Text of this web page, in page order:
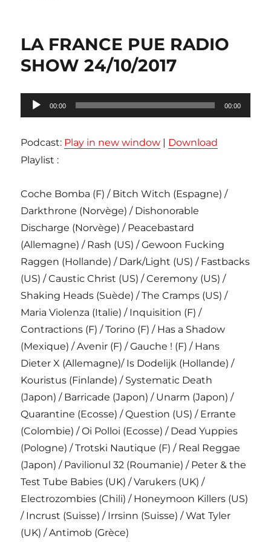
LA FRANCE PUE RADIO
SHOW 24/10/2017
Lecteur
audio
00:00 00:00
Podcast: Play in new window | Download
Playlist :
Coche Bomba (F) / Bitch Witch (Espagne) /
Darkthrone (Norvège) / Dishonorable
Discharge (Norvège) / Peacebastard
(Allemagne) / Rash (US) / Gewoon Fucking
Raggen (Hollande) / Dark/Light (US) / Fastbacks
(US) / Caustic Christ (US) / Ceremony (US) /
Shaking Heads (Suède) / The Cramps (US) /
Maria Violenza (Italie) / Inquisition (F) /
Contractions (F) / Torino (F) / Has a Shadow
(Mexique) / Avenir (F) / Gauche ! (F) / Hans
Dieter X (Allemagne)/ Is Dodelijk (Hollande) /
Kouristus (Finlande) / Systematic Death
(Japon) / Barricade (Japon) / Unarm (Japon) /
Quarantine (Ecosse) / Question (US) / Errante
(Colombie) / Oi Polloi (Ecosse) / Dead Yuppies
(Pologne) / Trotski Nautique (F) / Real Reggae
(Japon) / Pavilionul 32 (Roumanie) / Peter & the
Test Tube Babies (UK) / Varukers (UK) /
Electrozombies (Chili) / Honeymoon Killers (US)
/ Incrust (Suisse) / Irrsinn (Suisse) / Wat Tyler
(UK) / Antimob (Grèce)